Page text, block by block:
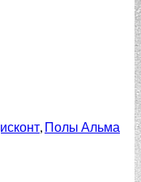
, Полы Альма